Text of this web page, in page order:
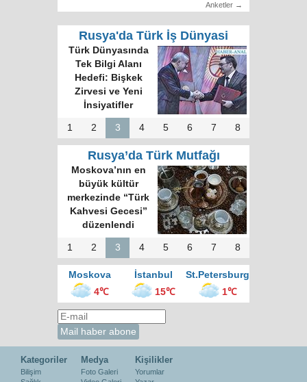
Anketler →
Rusya'da Türk İş Dünyasi
Türk Dünyasında
Tek Bilgi Alanı
Hedefi: Bişkek
Zirvesi ve Yeni
İnsiyatifler
1 2 3 4 5 6 7 8
Rusya’da Türk Mutfağı
Moskova’nın en
büyük kültür
merkezinde “Türk
Kahvesi Gecesi”
düzenlendi
1 2 3 4 5 6 7 8
Moskova İstanbul
St.Petersburg
4℃
15℃ 1℃
Kategoriler
Bilişim
Medya
Foto Galeri
Kişilikler
Yorumlar